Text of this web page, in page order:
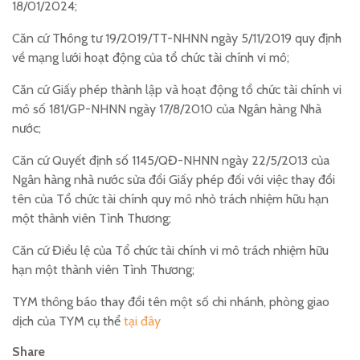
18/01/2024;
Căn cứ Thông tư 19/2019/TT-NHNN ngày 5/11/2019 quy định
về mạng lưới hoạt động của tổ chức tài chính vi mô;
Căn cứ Giấy phép thành lập và hoạt động tổ chức tài chính vi
mô số 181/GP-NHNN ngày 17/8/2010 của Ngân hàng Nhà
nước;
Căn cứ Quyết định số 1145/QĐ-NHNN ngày 22/5/2013 của
Ngân hàng nhà nước sửa đổi Giấy phép đối với việc thay đổi
tên của Tổ chức tài chính quy mô nhỏ trách nhiệm hữu hạn
một thành viên Tình Thương;
Căn cứ Điều lệ của Tổ chức tài chính vi mô trách nhiệm hữu
hạn một thành viên Tình Thương;
TYM thông báo thay đổi tên một số chi nhánh, phòng giao
dịch của TYM cụ thể tại đây
Share